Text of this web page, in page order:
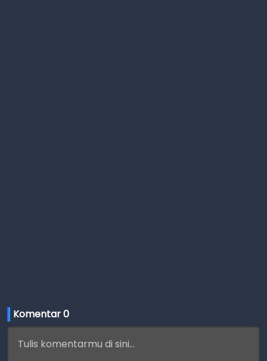
Komentar 0